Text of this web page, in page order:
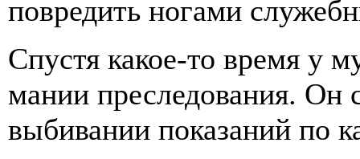
повредить ногами
Спустя какое-то время у
мании преследования. Он
выбивании показаний по